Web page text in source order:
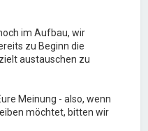
im Aufbau, wir
zu Beginn die
austauschen zu
Meinung - also, wenn
möchtet, bitten wir